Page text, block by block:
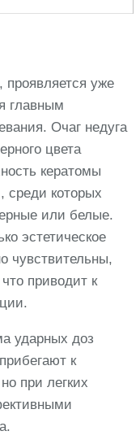
проявляется уже
главным
Очаг недуга
цвета
кератомы
среди которых
или белые.
эстетическое
чувствительны,
приводит к
ударных доз
к
при легких